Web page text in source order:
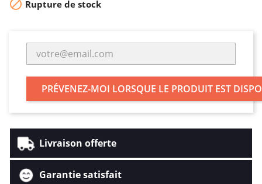
 Rupture de stock
PRÉVENEZ-MOI LORSQUE LE PRODUIT EST
Livraison offerte
Garantie satisfait